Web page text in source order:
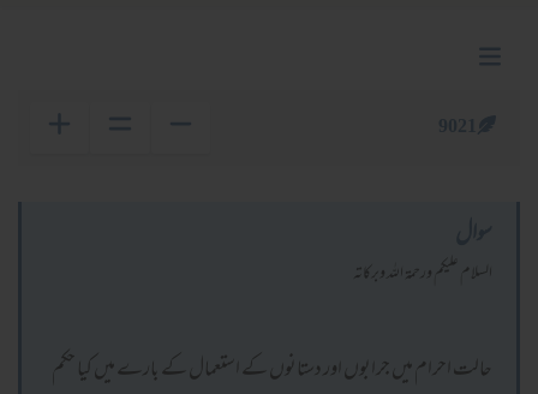
السلام عليكم ورحمة الله وبركاته
حالت احرام میں جرابوں اور دستانوں کے استعمال کے بارے میں کیا حکم